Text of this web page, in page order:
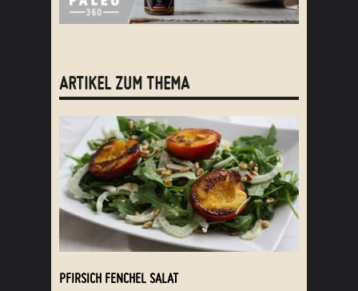
ARTIKEL ZUM THEMA
PFIRSICH FENCHEL SALAT